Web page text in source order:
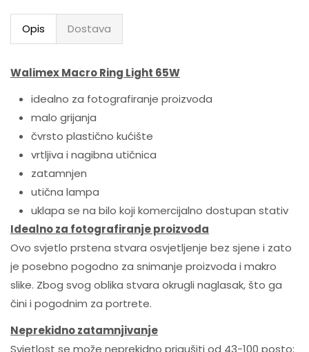
Opis Dostava
Walimex Macro Ring Light 65W
idealno za fotografiranje proizvoda
malo grijanja
čvrsto plastično kućište
vrtljiva i nagibna utičnica
zatamnjen
utična lampa
uklapa se na bilo koji komercijalno dostupan stativ
Idealno za fotografiranje proizvoda
Ovo svjetlo prstena stvara osvjetljenje bez sjene i zato
je posebno pogodno za snimanje proizvoda i makro
slike. Zbog svog oblika stvara okrugli naglasak, što ga
čini i pogodnim za portrete.
Neprekidno zatamnjivanje
Svjetlost se može neprekidno prigušiti od 43-100 posto;